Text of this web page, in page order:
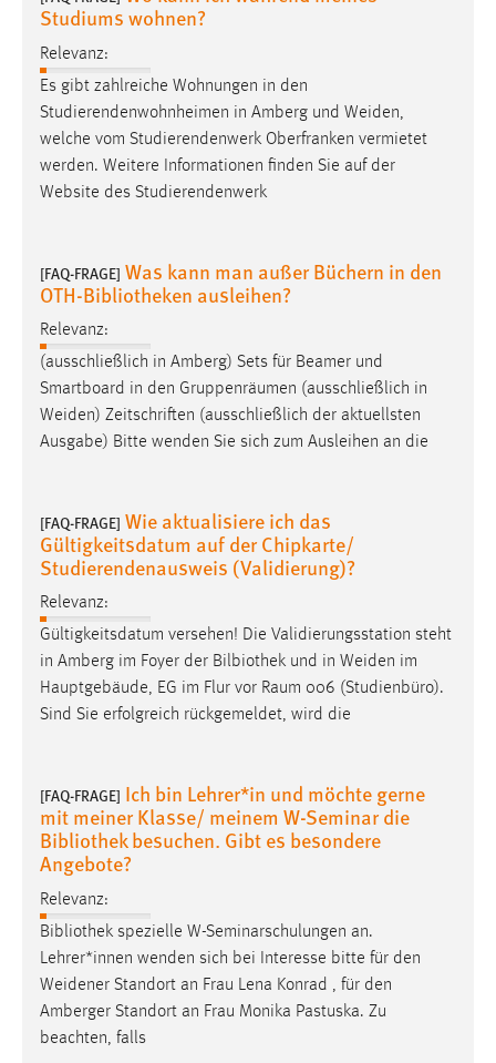
Studiums wohnen?
Relevanz:
Es gibt zahlreiche Wohnungen in den
Studierendenwohnheimen in Amberg und Weiden,
welche vom Studierendenwerk Oberfranken vermietet
werden. Weitere Informationen finden Sie auf der
Website des Studierendenwerk
[FAQ-FRAGE] Was kann man außer Büchern in den
OTH-Bibliotheken ausleihen?
Relevanz:
(ausschließlich in Amberg) Sets für Beamer und
Smartboard in den Gruppenräumen (ausschließlich in
Weiden) Zeitschriften (ausschließlich der aktuellsten
Ausgabe) Bitte wenden Sie sich zum Ausleihen an die
[FAQ-FRAGE] Wie aktualisiere ich das
Gültigkeitsdatum auf der Chipkarte/
Studierendenausweis (Validierung)?
Relevanz:
Gültigkeitsdatum versehen! Die Validierungsstation steht
in Amberg im Foyer der Bilbiothek und in Weiden im
Hauptgebäude, EG im Flur vor Raum 006 (Studienbüro).
Sind Sie erfolgreich rückgemeldet, wird die
[FAQ-FRAGE] Ich bin Lehrer*in und möchte gerne
mit meiner Klasse/ meinem W-Seminar die
Bibliothek besuchen. Gibt es besondere
Angebote?
Relevanz:
Bibliothek spezielle W-Seminarschulungen an.
Lehrer*innen wenden sich bei Interesse bitte für den
Weidener Standort an Frau Lena Konrad , für den
Amberger Standort an Frau Monika Pastuska. Zu
beachten, falls
Conversion-Tracking
Cookie Laufzeit:
3 Monate
Facebook Pixel
Name:
Anbieter:
Facebook
Zweck:
Conversion-Tracking
Cookie Laufzeit:
3 Monate
EXTERNE MEDIEN
Um Inhalte von Videoplattformen und Social Media
Plattformen anzeigen zu können, werden von diesen
YouTube
Vimeo